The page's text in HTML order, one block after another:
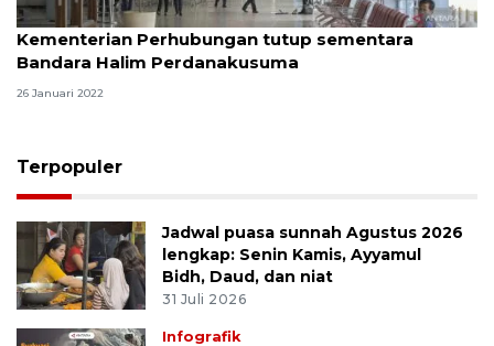
Kementerian Perhubungan tutup sementara
Bandara Halim Perdanakusuma
26 Januari 2022
Terpopuler
Jadwal puasa sunnah Agustus 2026
lengkap: Senin Kamis, Ayyamul
Bidh, Daud, dan niat
31 Juli 2026
Infografik